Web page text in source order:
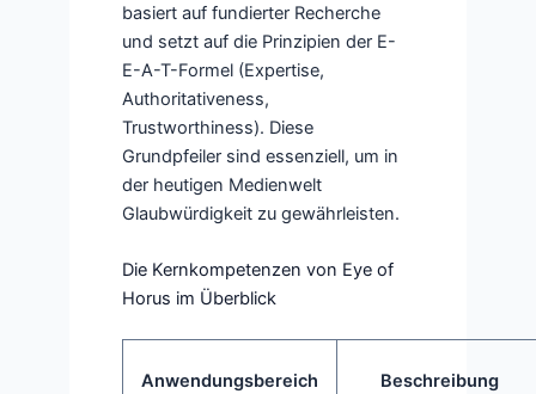
basiert auf fundierter Recherche
und setzt auf die Prinzipien der E-
E-A-T-Formel (Expertise,
Authoritativeness,
Trustworthiness). Diese
Grundpfeiler sind essenziell, um in
der heutigen Medienwelt
Glaubwürdigkeit zu gewährleisten.
Die Kernkompetenzen von Eye of
Horus im Überblick
Anwendungsbereich Beschreibung